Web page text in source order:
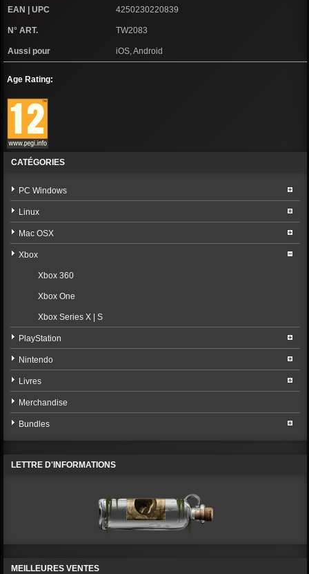
EAN | UPC 4250230220839
N° ART. TW2083
Aussi pour iOS, Android
Age Rating:
CATÉGORIES
PC Windows
Linux
Mac OSX
Xbox
Xbox 360
Xbox One
Xbox Series X | S
PlayStation
Nintendo
Livres
Merchandise
Bundles
LETTRE D'INFORMATIONS
MEILLEURES VENTES